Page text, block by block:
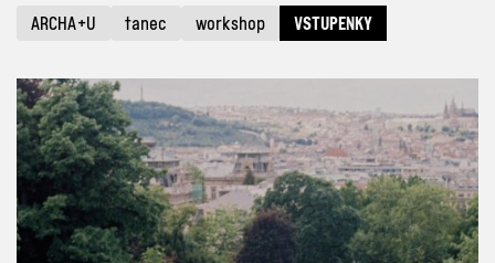
ARCHA+U tanec workshop VSTUPENKY